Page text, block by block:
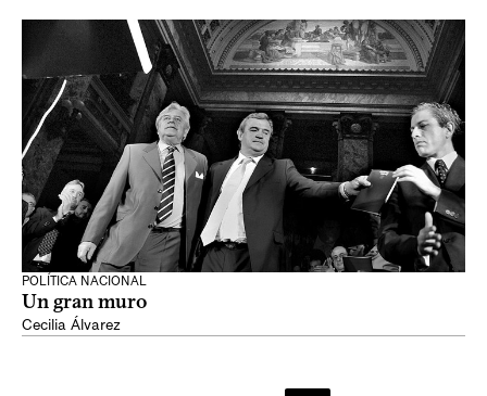
POLÍTICA NACIONAL
Un gran muro
Cecilia Álvarez